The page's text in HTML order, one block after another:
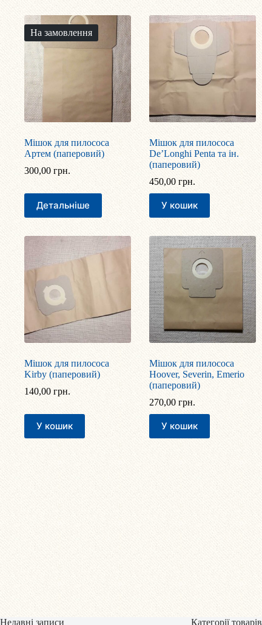
На замовлення
Мішок для пилососа
Артем (паперовий)
300,00 грн.
Детальніше
Мішок для пилососа
De’Longhi Penta та ін.
(паперовий)
450,00грн.
У кошик
Мішок для пилососа
Kirby (паперовий)
140,00 грн.
У кошик
Мішок для пилососа
Hoover, Severin, Emerio
(паперовий)
270,00грн.
У кошик
Недавні записи Категорії товарів